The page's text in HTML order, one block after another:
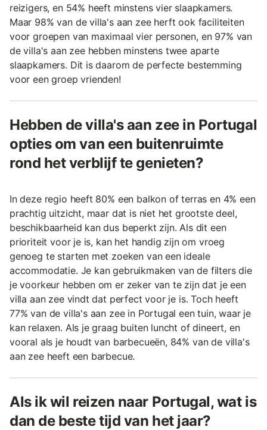
reizigers, en 54% heeft minstens vier slaapkamers.
Maar 98% van de villa's aan zee herft ook faciliteiten
voor groepen van maximaal vier personen, en 97% van
de villa's aan zee hebben minstens twee aparte
slaapkamers. Dit is daarom de perfecte bestemming
voor een groep vrienden!
Hebben de villa's aan zee in Portugal
opties om van een buitenruimte
rond het verblijf te genieten?
In deze regio heeft 80% een balkon of terras en 4% een
prachtig uitzicht, maar dat is niet het grootste deel,
beschikbaarheid kan dus beperkt zijn. Als dit een
prioriteit voor je is, kan het handig zijn om vroeg
genoeg te starten met zoeken van een ideale
accommodatie. Je kan gebruikmaken van de filters die
je voorkeur hebben om er zeker van te zijn dat je een
villa aan zee vindt dat perfect voor je is. Toch heeft
77% van de villa's aan zee in Portugal een tuin, waar je
kan relaxen. Als je graag buiten luncht of dineert, en
vooral als je houdt van barbecueën, 84% van de villa's
aan zee heeft een barbecue.
Als ik wil reizen naar Portugal, wat is
dan de beste tijd van het jaar?